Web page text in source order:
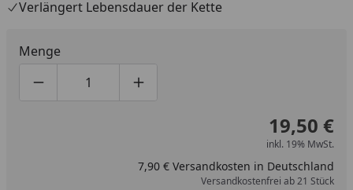
Verlängert Lebensdauer der Kette
Menge
Produktmenge um eins verringern
Produktmenge manuell eingeben
Produktmenge um eins erhöhen
19,50 €
inkl. 19% MwSt.
7,90 € Versandkosten in Deutschland
Versandkostenfrei ab 21 Stück